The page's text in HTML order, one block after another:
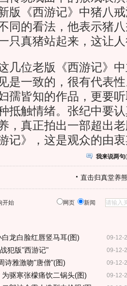
版《西游记》中猪八
同的看法，他表示猪
只真猪站起来，这让
位老版《西游记》中
是一致的，很有代表
孺皆知的作品，更要
抵触情绪。张纪中要
，真正拍出一部超出
记》，这是观众的由
我来说两句(
直击归真堂养
开始 网页 新闻
09-12-
龙白脸红唇竖马耳(图)
09-12-
犯版"西游记"
09-12-
诗雅激吻"唐僧"(图)
09-12-
驱寒张檬痛饮二锅头(图)